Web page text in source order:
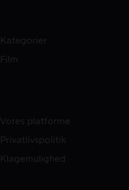
Kategorier
Film
Vores platforme
Privatlivspolitik
Klagemulighed